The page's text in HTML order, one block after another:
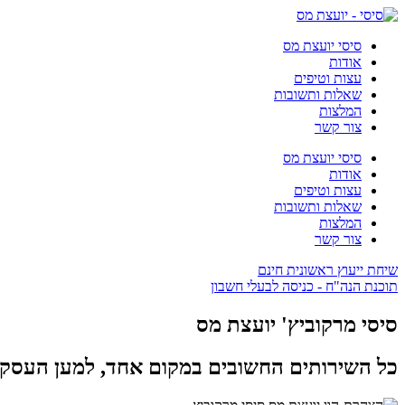
סיסי יועצת מס
אודות
עצות וטיפים
שאלות ותשובות
המלצות
צור קשר
סיסי יועצת מס
אודות
עצות וטיפים
שאלות ותשובות
המלצות
צור קשר
שיחת ייעוץ ראשונית חינם
תוכנת הנה"ח - כניסה לבעלי חשבון
סיסי מרקוביץ' יועצת מס
כל השירותים החשובים במקום אחד, למען